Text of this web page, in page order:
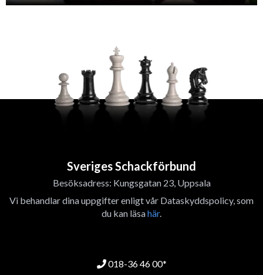
Sveriges Schackförbund
Besöksadress: Kungsgatan 23, Uppsala
Vi behandlar dina uppgifter enligt vår Dataskyddspolicy, som
du kan läsahär.
018-36 46 00*